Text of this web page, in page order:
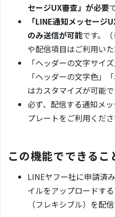
セージUX審査」が必要
「LINE通知メッセージ
のみ送信が可能です。
や配信項目はご利用いた
「ヘッダーの文字サイ
「ヘッダーの文字色」
はカスタマイズが可能で
必ず、配信する通知メ
プレートをご利用くださ
この機能でできるこ
LINEヤフー社に申請済
イルをアップロードす
（フレキシブル）を配信